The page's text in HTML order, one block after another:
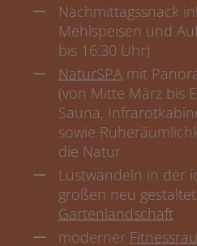
Nachmittagssnack
Mehlspeisen und
bis 16:30 Uhr)
NaturSPA mit
(von Mitte März bis
Sauna,
sowie
die Natur
Lustwandeln in der
großen neu
Gartenlandschaft
moderner